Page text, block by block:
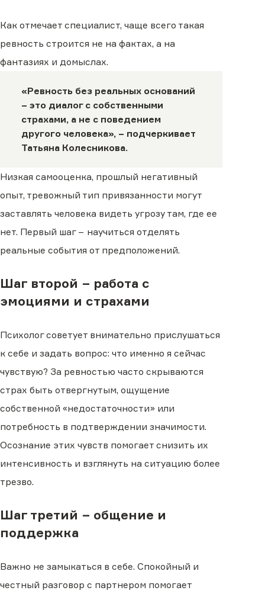
Как отмечает специалист, чаще всего такая
ревность строится не на фактах, а на
фантазиях и домыслах.
«Ревность без реальных оснований
− это диалог с собственными
страхами, а не с поведением
другого человека», − подчеркивает
Татьяна Колесникова.
Низкая самооценка, прошлый негативный
опыт, тревожный тип привязанности могут
заставлять человека видеть угрозу там, где ее
нет. Первый шаг − научиться отделять
реальные события от предположений.
Шаг второй − работа с
эмоциями и страхами
Психолог советует внимательно прислушаться
к себе и задать вопрос: что именно я сейчас
чувствую? За ревностью часто скрываются
страх быть отвергнутым, ощущение
собственной «недостаточности» или
потребность в подтверждении значимости.
Осознание этих чувств помогает снизить их
интенсивность и взглянуть на ситуацию более
трезво.
Шаг третий − общение и
поддержка
Важно не замыкаться в себе. Спокойный и
честный разговор с партнером помогает